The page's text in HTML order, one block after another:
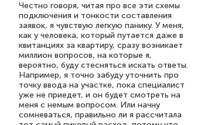
Честно говоря, читая про все эти схемы
подключения и тонкости составления
заявок, я чувствую легкую панику. У меня,
как у человека, который путается даже в
квитанциях за квартиру, сразу возникает
миллион вопросов, на которые я,
вероятно, буду стесняться искать ответы.
Например, я точно забуду уточнить про
точку ввода на участке, пока специалист
уже не приедет, и он будет смотреть на
меня с немым вопросом. Или начну
сомневаться, правильно ли я рассчитала